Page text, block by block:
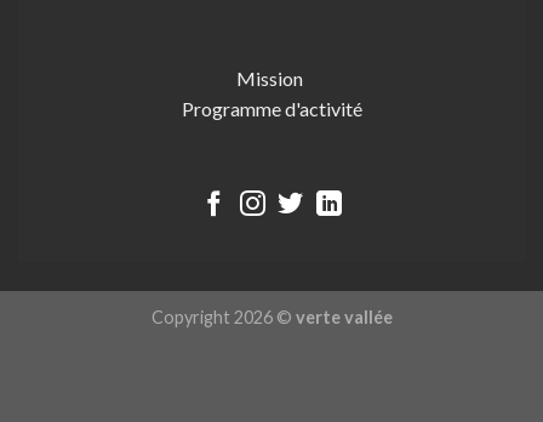
Mission
Programme d'activité
Copyright 2026 © verte vallée